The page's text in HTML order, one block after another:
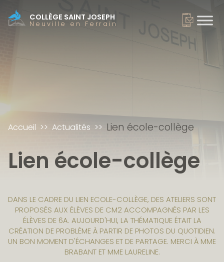
COLLÈGE SAINT JOSEPH
Neuville en Ferrain
Accueil Actualités Lien école-collège
Lien école-collège
DANS LE CADRE DU LIEN ECOLE-COLLÈGE, DES ATELIERS SONT
PROPOSÉS AUX ÉLÈVES DE CM2 ACCOMPAGNÉS PAR LES
ÉLÈVES DE 6A. AUJOURD'HUI, LA THÉMATIQUE ÉTAIT LA
CRÉATION DE PROBLÈME À PARTIR DE PHOTOS DU QUOTIDIEN.
UN BON MOMENT D'ÉCHANGES ET DE PARTAGE. MERCI À MME
BRABANT ET MME LAURELINE.